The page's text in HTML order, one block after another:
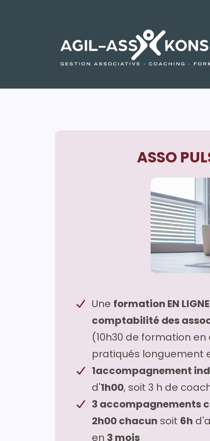
ASSO
Une formation EN
comptabilité des
(10h30 de formation
pratiqués longuement
1accompagnement
d'1h00, soit 3 h de
3 accompagnements
2h00 chacun soit 6h
en 3 mois